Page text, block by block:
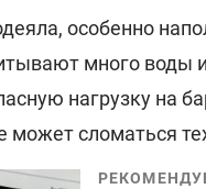
особенно
много воды
нагрузку на
может сломаться